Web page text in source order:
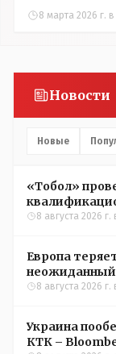
8 марта 2026 г. в
Новости
Новые
«Тобол»
УЕФА
8 августа 2026 г.
Европа
8 августа 2026 г.
Украина
КТК –